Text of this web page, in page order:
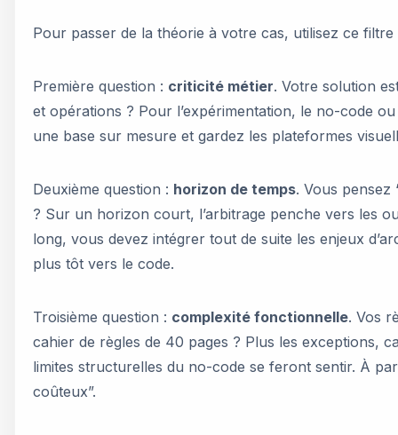
Pour passer de la théorie à votre cas, utilisez ce
Première question : criticité métier. Votre solution
et opérations ? Pour l’expérimentation, le no-code
une base sur mesure et gardez les plateformes
Deuxième question : horizon de temps. Vous pensez
? Sur un horizon court, l’arbitrage penche vers les
long, vous devez intégrer tout de suite les enjeux
plus tôt vers le code.
Troisième question : complexité fonctionnelle. Vos
cahier de règles de 40 pages ? Plus les exceptions,
limites structurelles du no-code se feront sentir. À
coûteux”.